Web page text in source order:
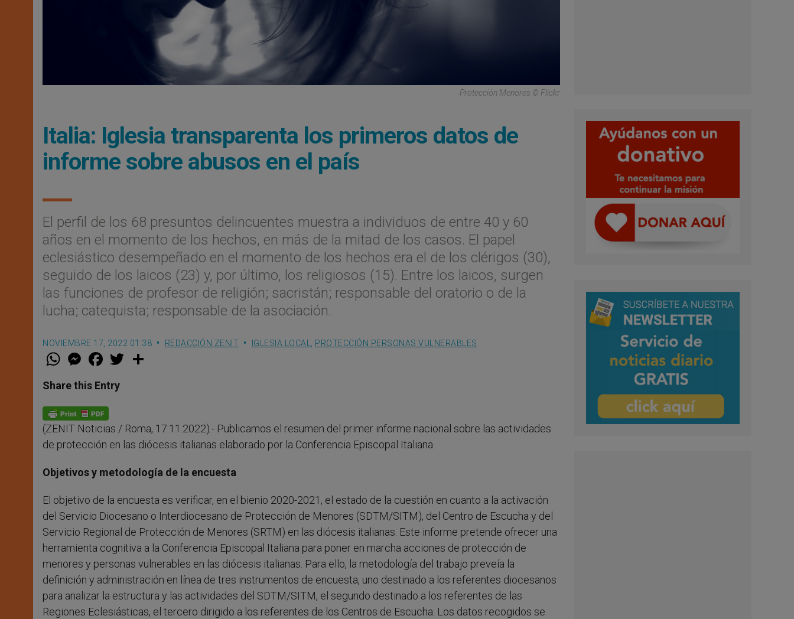
Protección Menores © Flickr
Italia: Iglesia transparenta los primeros datos de
informe sobre abusos en el país
El perfil de los 68 presuntos delincuentes muestra a individuos de entre 40 y 60
años en el momento de los hechos, en más de la mitad de los casos. El papel
eclesiástico desempeñado en el momento de los hechos era el de los clérigos (30),
seguido de los laicos (23) y, por último, los religiosos (15). Entre los laicos, surgen
las funciones de profesor de religión; sacristán; responsable del oratorio o de la
lucha; catequista; responsable de la asociación.
NOVIEMBRE 17, 2022 01:38 REDACCIÓN ZENIT IGLESIA LOCAL PROTECCIÓN PERSONAS VULNERABLES
W
t
s
p
p
M
e
s
e
g
e
r
F
a
e
b
o
k
w
Share this Entry
(ZENIT Noticias / Roma, 17.11.2022).- Publicamos el resumen del primer informe nacional sobre las actividades
de protección en las diócesis italianas elaborado por la Conferencia Episcopal Italiana.
Objetivos y metodología de la encuesta
El objetivo de la encuesta es verificar, en el bienio 2020-2021, el estado de la cuestión en cuanto a la activación
del Servicio Diocesano o Interdiocesano de Protección de Menores (SDTM/SITM), del Centro de Escucha y del
Servicio Regional de Protección de Menores (SRTM) en las diócesis italianas. Este informe pretende ofrecer una
herramienta cognitiva a la Conferencia Episcopal Italiana para poner en marcha acciones de protección de
menores y personas vulnerables en las diócesis italianas. Para ello, la metodología del trabajo preveía la
definición y administración en línea de tres instrumentos de encuesta, uno destinado a los referentes diocesanos
para analizar la estructura y las actividades del SDTM/SITM, el segundo destinado a los referentes de las
Regiones Eclesiásticas, el tercero dirigido a los referentes de los Centros de Escucha. Los datos recogidos se